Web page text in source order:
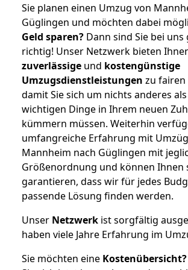
Sie planen einen Umzug von
Güglingen und möchten dabei
Geld sparen? Dann sind Sie bei uns
richtig! Unser Netzwerk bieten
zuverlässige und kostengünstige
Umzugsdienstleistungen zu fairen
damit Sie sich um nichts anderes
wichtigen Dinge in Ihrem neuen
kümmern müssen. Weiterhin
umfangreiche Erfahrung mit
Mannheim nach Güglingen mit
Größenordnung und können Ihnen
garantieren, dass wir für jedes
passende Lösung finden werden.
Unser Netzwerk ist sorgfältig
haben viele Jahre Erfahrung im
Sie möchten eine Kostenübersicht?